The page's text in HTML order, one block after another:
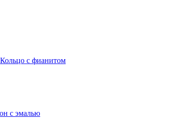
Кольцо с фианитом
с эмалью